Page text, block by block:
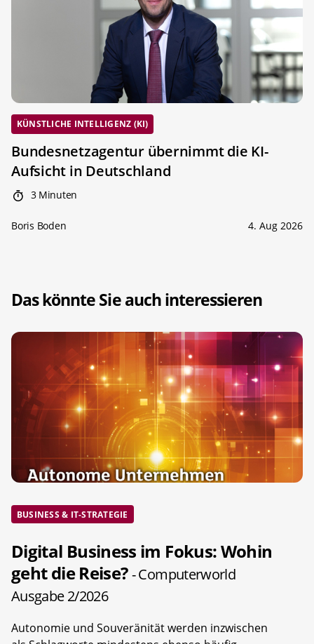
KÜNSTLICHE INTELLIGENZ (KI)
Bundesnetzagentur übernimmt die KI-
Aufsicht in Deutschland
3 Minuten
Boris Boden 4. Aug 2026
Das könnte Sie auch interessieren
BUSINESS & IT-STRATEGIE
Digital Business im Fokus: Wohin
geht die Reise?- Computerworld
Ausgabe 2/2026
Autonomie und Souveränität werden inzwischen